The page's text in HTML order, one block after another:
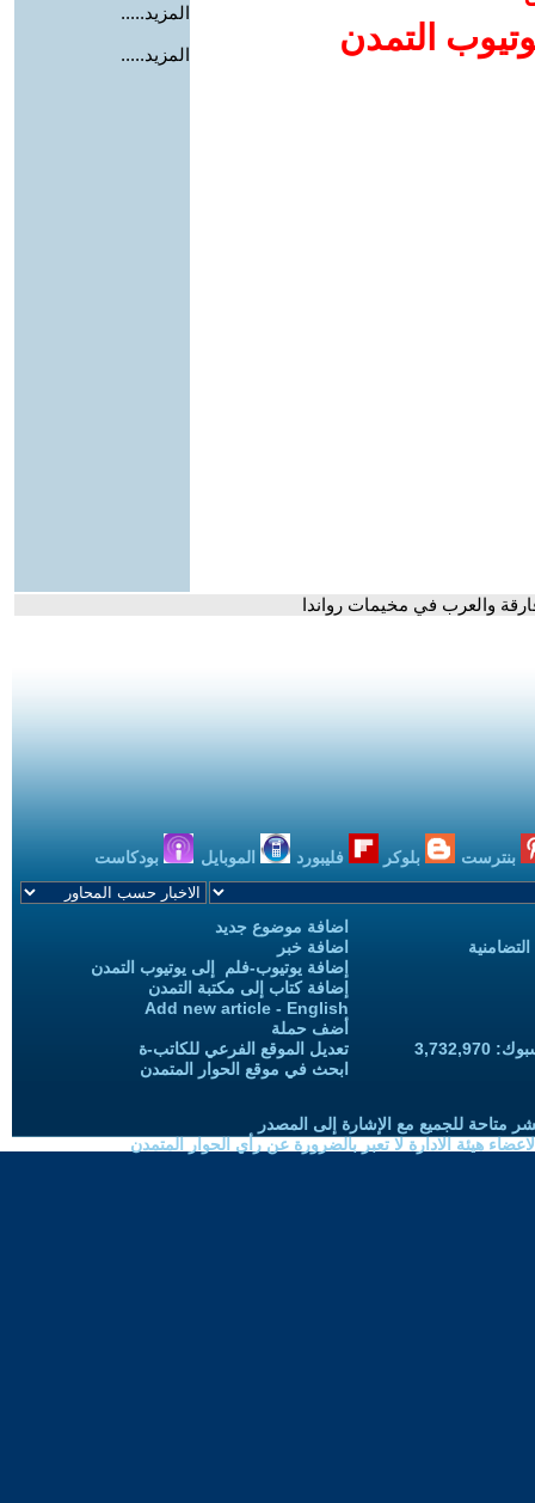
التمدن
المزيد.....
المزيد.....
والعرب في مخيمات رواندا
بنترست بلوكر فليبورد الموبايل بودكاست
اضافة موضوع جديد
اضافة خبر
إضافة يوتيوب-فلم إلى يوتيوب التمدن
إضافة كتاب إلى مكتبة التمدن
Add new article - English
أضف حملة
تعديل الموقع الفرعي للكاتب-ة
ابحث في موقع الحوار المتمدن
متاحة للجميع مع الإشارة إلى المصدر
هيئة الادارة لا تعبر بالضرورة عن رأي الحوار المتمدن